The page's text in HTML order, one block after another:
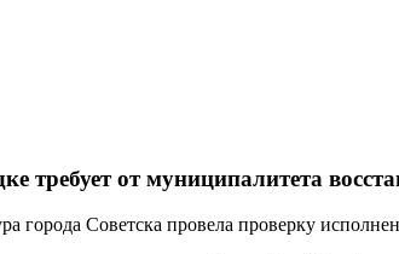
требует от муниципалитета
города Советска провела проверку